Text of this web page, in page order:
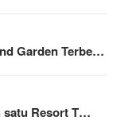
Garden Terbe…
satu Resort T…